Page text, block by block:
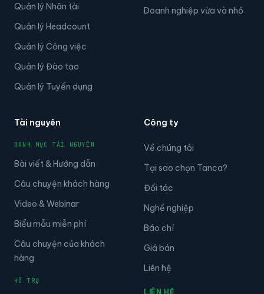
Quản lý Nhân tài
Quản lý Headcount
Quản lý Công việc
Quản lý Đào tạo
Quản lý Tuyển dụng
Doanh nghiệp vừa và nhỏ
Tài nguyên
DANH MỤC TÀI NGUYÊN
Bài viết & Hướng dẫn
Câu chuyện khách hàng
Video & Webinar
Biểu mẫu miễn phí
Câu chuyện của khách
hàng
HỖ TRỢ
Công ty
Về chúng tôi
Tại sao chọn Tanca?
Đối tác
Nghề nghiệp
Báo chí
Giá bán
Liên hệ
LIÊN HỆ